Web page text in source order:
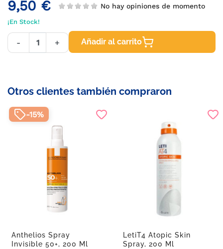
9,50 € No hay opiniones de momento
¡En Stock!
- + Añadir al carrito
Otros clientes también compraron
Anthelios Spray
Invisible 50+, 200 Ml
-15%
LetiT4 Atopic Skin
Spray, 200 Ml